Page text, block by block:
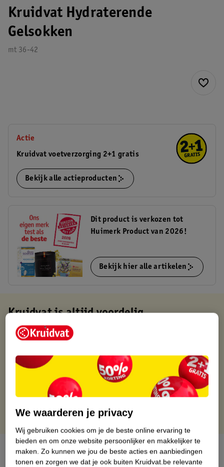
Kruidvat Hydraterende
Gelsokken
mt 36-42
Actie
Kruidvat voetverzorging 2+1 gratis
Bekijk alle actieproducten
Dit product is verkozen tot
Huimerk Product van 2026!
Bekijk hier alle artikelen
Kruidvat is altijd voordelig
Gratis ophalen in de winkel
Gratis thuisbezorgd vanaf 50.00
Gratis retourneren binnen 30 dagen
Gratis punten met je Kruidvat kaart
Over dit product
We waarderen je privacy
Wij gebruiken cookies om je de beste online ervaring te
bieden en om onze website persoonlijker en makkelijker te
maken. Zo kunnen we jou de beste acties en aanbiedingen
tonen en zorgen we dat je ook buiten Kruidvat.be relevante